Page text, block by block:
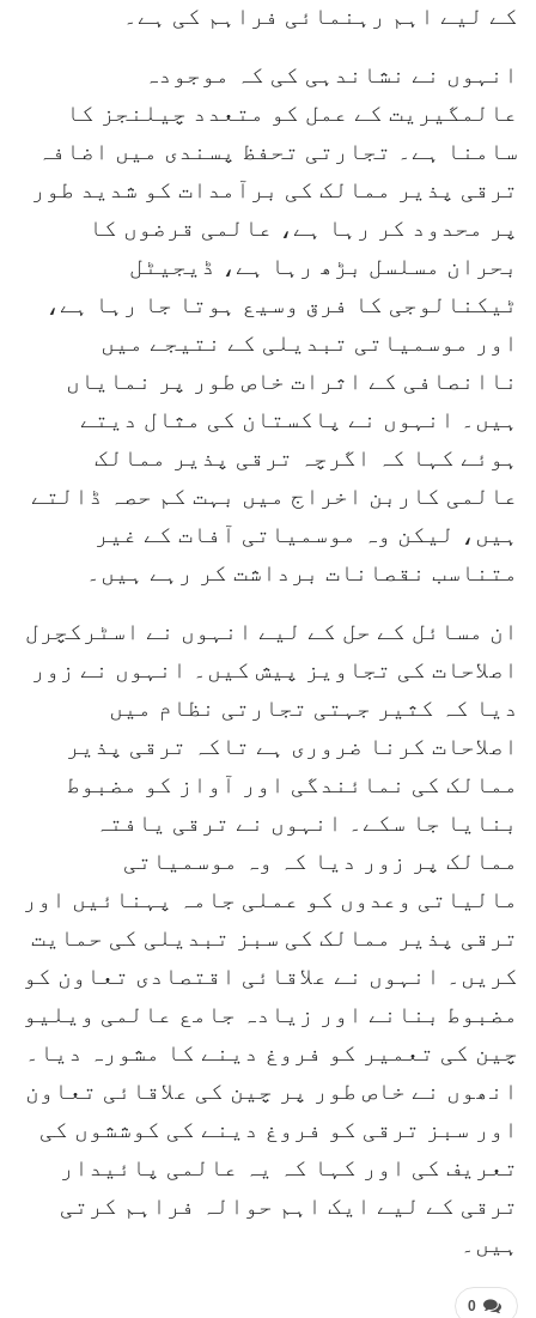
کے لیے اہم رہنمائی فراہم کی ہے۔
انہوں نے نشاندہی کی کہ موجودہ
عالمگیریت کے عمل کو متعدد چیلنجز کا
سامنا ہے۔ تجارتی تحفظ پسندی میں اضافہ
ترقی پذیر ممالک کی برآمدات کو شدید طور
پر محدود کر رہا ہے، عالمی قرضوں کا
بحران مسلسل بڑھ رہا ہے، ڈیجیٹل
ٹیکنالوجی کا فرق وسیع ہوتا جا رہا ہے،
اور موسمیاتی تبدیلی کے نتیجے میں
ناانصافی کے اثرات خاص طور پر نمایاں
ہیں۔ انہوں نے پاکستان کی مثال دیتے
ہوئے کہا کہ اگرچہ ترقی پذیر ممالک
عالمی کاربن اخراج میں بہت کم حصہ ڈالتے
ہیں، لیکن وہ موسمیاتی آفات کے غیر
متناسب نقصانات برداشت کر رہے ہیں۔
ان مسائل کے حل کے لیے انہوں نے اسٹرکچرل
اصلاحات کی تجاویز پیش کیں۔ انہوں نے زور
دیا کہ کثیر جہتی تجارتی نظام میں
اصلاحات کرنا ضروری ہے تاکہ ترقی پذیر
ممالک کی نمائندگی اور آواز کو مضبوط
بنایا جا سکے۔ انہوں نے ترقی یافتہ
ممالک پر زور دیا کہ وہ موسمیاتی
مالیاتی وعدوں کو عملی جامہ پہنائیں اور
ترقی پذیر ممالک کی سبز تبدیلی کی حمایت
کریں۔ انہوں نے علاقائی اقتصادی تعاون کو
مضبوط بنانے اور زیادہ جامع عالمی ویلیو
چین کی تعمیر کو فروغ دینے کا مشورہ دیا۔
انھوں نے خاص طور پر چین کی علاقائی تعاون
اور سبز ترقی کو فروغ دینے کی کوششوں کی
تعریف کی اور کہا کہ یہ عالمی پائیدار
ترقی کے لیے ایک اہم حوالہ فراہم کرتی
ہیں۔
0